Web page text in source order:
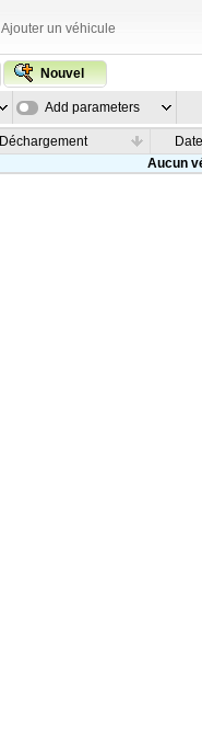
Ajouter un véhicule
Nouvel
Add parameters
Déchargement
Aucun